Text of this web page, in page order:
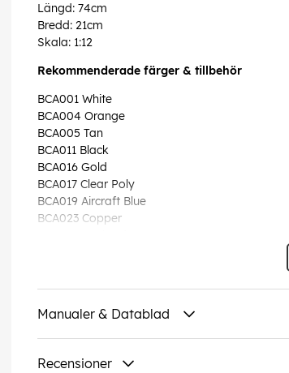
Längd: 74cm
Bredd: 21cm
Skala: 1:12
Rekommenderade färger & tillbehör
BCA001 White
BCA004 Orange
BCA005 Tan
BCA011 Black
BCA016 Gold
BCA017 Clear Poly
BCA019 Aircraft Blue
BCA023 Copper
5708964005882
EAN:
Manualer & Datablad
Recensioner